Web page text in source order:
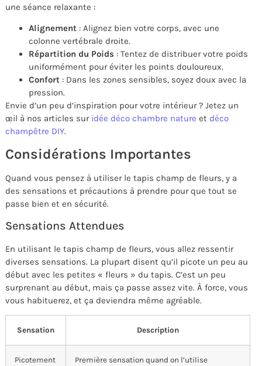
une séance relaxante :
Alignement : Alignez bien votre corps, avec une
colonne vertébrale droite.
Répartition du Poids : Tentez de distribuer votre poids
uniformément pour éviter les points douloureux.
Confort : Dans les zones sensibles, soyez doux avec la
pression.
Envie d’un peu d’inspiration pour votre intérieur ? Jetez un
œil à nos articles sur idée déco chambre nature et déco
champêtre DIY.
Considérations Importantes
Quand vous pensez à utiliser le tapis champ de fleurs, y a
des sensations et précautions à prendre pour que tout se
passe bien et en sécurité.
Sensations Attendues
En utilisant le tapis champ de fleurs, vous allez ressentir
diverses sensations. La plupart disent qu’il picote un peu au
début avec les petites « fleurs » du tapis. C’est un peu
surprenant au début, mais ça passe assez vite. À force, vous
vous habituerez, et ça deviendra même agréable.
Sensation Description
Picotement Première sensation quand on l’utilise